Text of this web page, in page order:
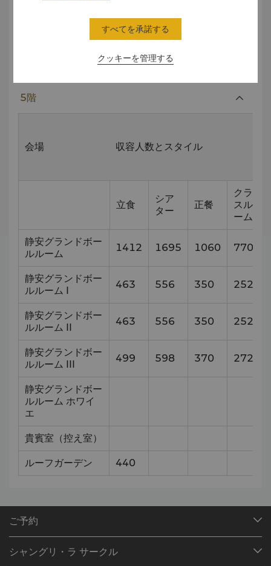
ライフスタイルス
50 30
ライフスタイルス
65 40
5階
会場 収容人数とスタイル
立食
シア
ター
正餐
クラ
スル
ーム
静安グランドボー
ルルーム
1412 1695 1060 770
静安グランドボー
ルルーム I
463 556 350 252
静安グランドボー
ルルーム II
463 556 350 252
静安グランドボー
ルルーム III
499 598 370 272
静安グランドボー
ルルーム ホワイ
エ
貴賓室（控え室）
ルーフガーデン 440
ご予約
ご予約の検索
シャングリ・ラ サークル
クッキーを管理する
すべてを承諾する